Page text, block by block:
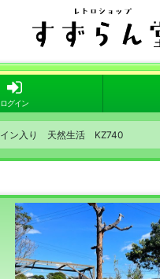
ログイン
ン入り 天然生活 KZ740